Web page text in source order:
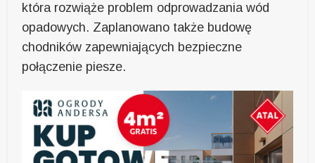
która rozwiąże problem odprowadzania wód
opadowych. Zaplanowano także budowę
chodników zapewniających bezpieczne
połączenie piesze.